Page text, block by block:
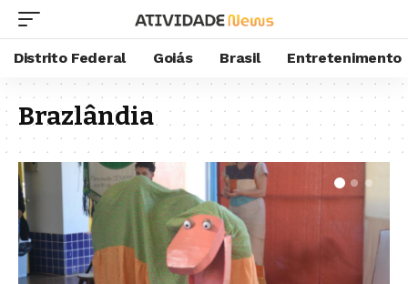
Distrito Federal Goiás Brasil Entretenimento
Brazlândia